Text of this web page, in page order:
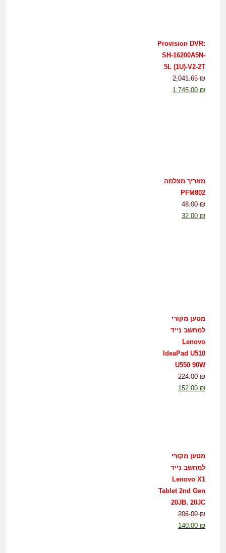
Provision DVR:
SH-16200A5N-
5L (1U)-V2-2T
2,041.65₪
1,745.00 ₪
מאריך מצלמה
PFM802
48.00₪
32.00 ₪
מטען מקורי
למחשב נייד
Lenovo
IdeaPad U510
U550 90W
224.00₪
152.00 ₪
מטען מקורי
למחשב נייד
Lenovo X1
Tablet 2nd Gen
20JB, 20JC
206.00₪
140.00 ₪